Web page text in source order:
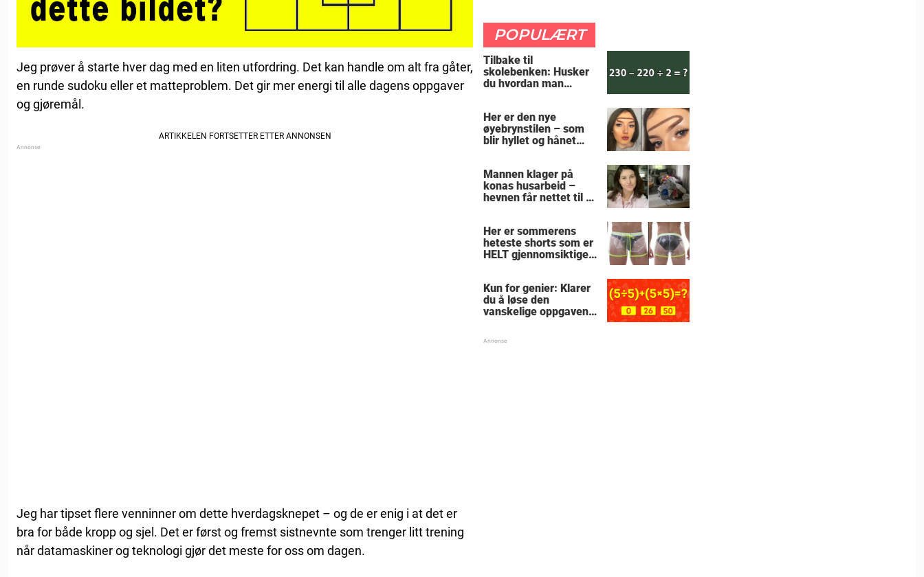
Jeg prøver å starte hver dag med en liten utfordring. Det kan handle om alt fra gåter,
en runde sudoku eller et matteproblem. Det gir mer energi til alle dagens oppgaver
og gjøremål.
Jeg har tipset flere venninner om dette hverdagsknepet – og de er enig i at det er
bra for både kropp og sjel. Det er først og fremst sistnevnte som trenger litt trening
når datamaskiner og teknologi gjør det meste for oss om dagen.
POPULÆRT
Tilbake til
skolebenken: Husker
du hvordan man
Her er den nye
øyebrynstilen – som
blir hyllet og hånet
Mannen klager på
konas husarbeid –
hevnen får nettet til å
Her er sommerens
heteste shorts som er
HELT gjennomsiktige
Kun for genier: Klarer
du å løse den
vanskelige oppgaven